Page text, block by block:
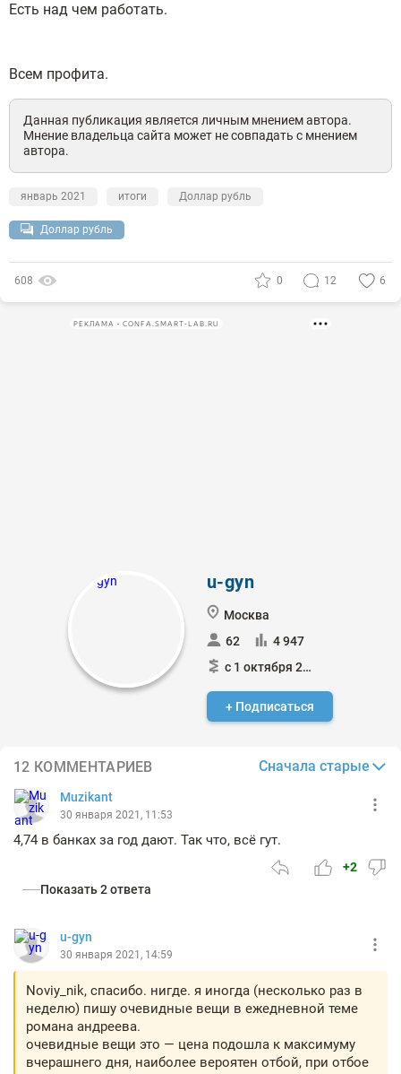
Есть над чем работать.
Всем профита.
Данная публикация является личным мнением автора.
Мнение владельца сайта может не совпадать с мнением
автора.
январь 2021 итоги Доллар рубль
Доллар рубль
608 0 12 6
РЕКЛАМА • CONFA.SMART-LAB.RU
u-gyn
Москва
62
4 947
с 1 октября 2019
+ Подписаться
12 КОММЕНТАРИЕВ Сначала старые
Muzikant
30 января 2021, 11:53
4,74 в банках за год дают. Так что, всё гут.
+2
Показать 2 ответа
u-gyn
30 января 2021, 14:59
Noviy_nik, спасибо. нигде. я иногда (несколько раз в
неделю) пишу очевидные вещи в ежедневной теме
романа андреева.
очевидные вещи это — цена подошла к максимуму
вчерашнего дня, наиболее вероятен отбой, при отбое